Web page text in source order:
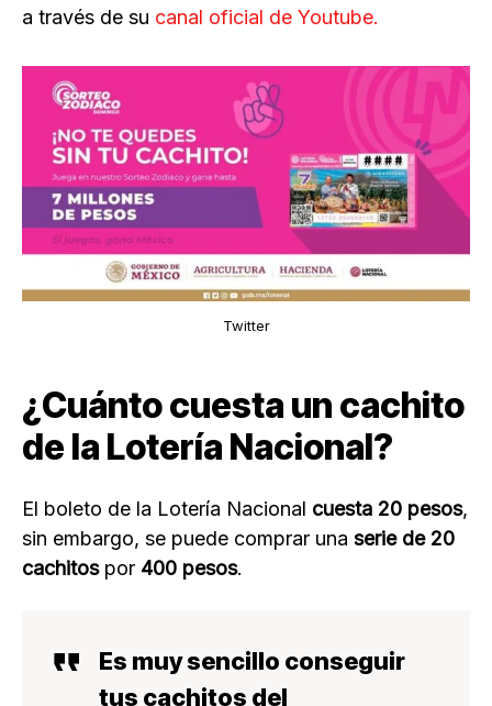
a través de su canal oficial de Youtube.
Twitter
¿Cuánto cuesta un cachito
de la Lotería Nacional?
El boleto de la Lotería Nacional cuesta 20 pesos,
sin embargo, se puede comprar una serie de 20
cachitos por 400 pesos.
Es muy sencillo conseguir
tus cachitos del